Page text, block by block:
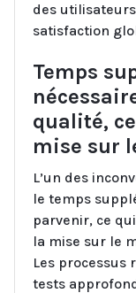
des
satisfaction
Temps
qualité,
mise sur
L’un des
le temps
parvenir, ce
la mise sur le
Les processus
tests